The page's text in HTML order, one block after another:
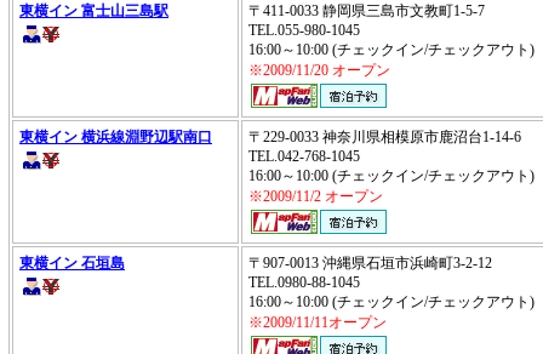
東横イン 富士山三島駅
〒411-0033 静岡県三島市文教町1-5-7
TEL.055-980-1045
16:00～10:00 (チェックイン/チェックアウ
※2009/11/20 オープン
東横イン 横浜線淵野辺駅南口
〒229-0033 神奈川県相模原市鹿沼台1-14-6
TEL.042-768-1045
16:00～10:00 (チェックイン/チェックアウ
※2009/11/2 オープン
東横イン 石垣島
〒907-0013 沖縄県石垣市浜崎町3-2-12
TEL.0980-88-1045
16:00～10:00 (チェックイン/チェックアウ
※2009/11/11オープン